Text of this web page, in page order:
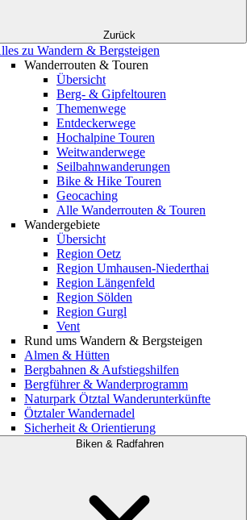
Zurück
zu Wandern & Bergsteigen
Wanderrouten & Touren
Übersicht
Berg- & Gipfeltouren
Themenwege
Entdeckerwege
Hochalpine Touren
Weitwanderwege
Seilbahnwanderungen
Bike & Hike Touren
Geocaching
Alle Wanderrouten & Touren
Wandergebiete
Übersicht
Region Oetz
Region Umhausen-Niederthai
Region Längenfeld
Region Sölden
Region Gurgl
Vent
Rund ums Wandern & Bergsteigen
Almen & Hütten
Bergbahnen & Aufstiegshilfen
Bergführer & Wanderprogramm
Naturpark Ötztal Wanderunterkünfte
Ötztaler Wandernadel
Sicherheit & Orientierung
Biken & Radfahren